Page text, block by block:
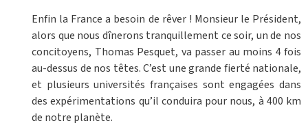
Enfin la France a besoin de rêver ! Monsieur le Président,
alors que nous dînerons tranquillement ce soir, un de nos
concitoyens, Thomas Pesquet, va passer au moins 4 fois
au-dessus de nos têtes. C’est une grande fierté nationale,
et plusieurs universités françaises sont engagées dans
des expérimentations qu’il conduira pour nous, à 400 km
de notre planète.